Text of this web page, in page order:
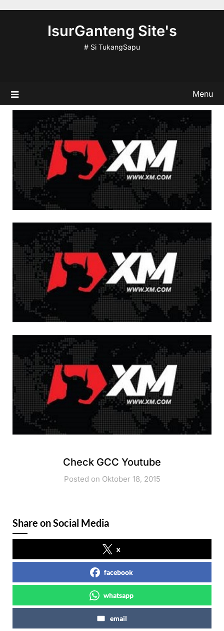
IsurGanteng Site's
# Si TukangSapu
Menu
Check GCC Youtube
Posted on Oktober 18, 2015
Share on Social Media
x
facebook
whatsapp
email